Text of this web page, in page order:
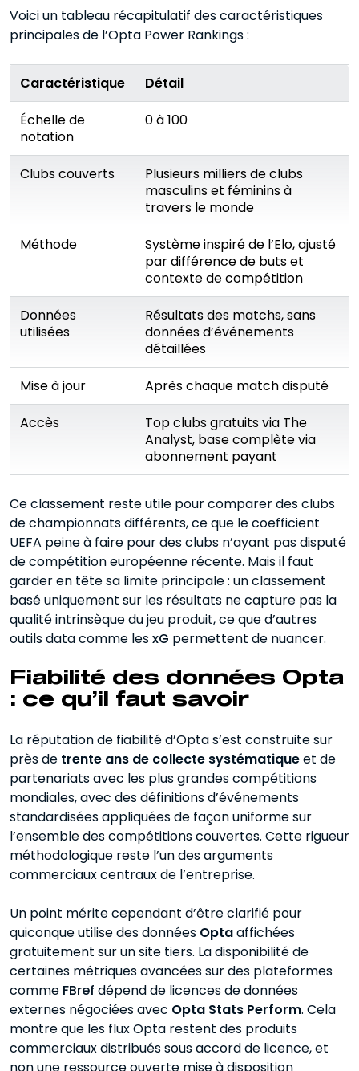
Voici un tableau récapitulatif des caractéristiques
principales de l’Opta Power Rankings :
Caractéristique
Détail
Échelle de
notation
0 à 100
Clubs couverts
Plusieurs milliers de clubs
masculins et féminins à
travers le monde
Méthode
Système inspiré de l’Elo, ajusté
par différence de buts et
contexte de compétition
Données
utilisées
Résultats des matchs, sans
données d’événements
détaillées
Mise à jour
Après chaque match disputé
Accès
Top clubs gratuits via The
Analyst, base complète via
abonnement payant
Ce classement reste utile pour comparer des clubs
de championnats différents, ce que le coefficient
UEFA peine à faire pour des clubs n’ayant pas disputé
de compétition européenne récente. Mais il faut
garder en tête sa limite principale : un classement
basé uniquement sur les résultats ne capture pas la
qualité intrinsèque du jeu produit, ce que d’autres
outils data comme lesxG permettent de nuancer.
Fiabilité des données Opta
: ce qu’il faut savoir
La réputation de fiabilité d’Opta s’est construite sur
près de trente ans de collecte systématiqueet de
partenariats avec les plus grandes compétitions
mondiales, avec des définitions d’événements
standardisées appliquées de façon uniforme sur
l’ensemble des compétitions couvertes. Cette rigueur
méthodologique reste l’un des arguments
commerciaux centraux de l’entreprise.
Un point mérite cependant d’être clarifié pour
quiconque utilise des données Optaaffichées
gratuitement sur un site tiers. La disponibilité de
certaines métriques avancées sur des plateformes
comme FBref dépend de licences de données
externes négociées avec Opta Stats Perform. Cela
montre que les flux Opta restent des produits
commerciaux distribués sous accord de licence, et
non une ressource ouverte mise à disposition